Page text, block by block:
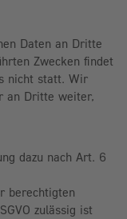
Daten an Dritte
Zwecken findet
nicht statt. Wir
an Dritte weiter,
dazu nach Art. 6
berechtigten
zulässig ist